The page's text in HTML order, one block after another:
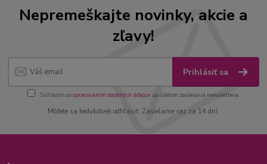
Nepremeškajte novinky, akcie a
zľavy!
Prihlásiť sa
Súhlasím sospracovaním osobných údajov za účelom zasielania newslettera.
Môžete sa kedykoľvek odhlásiť. Zasielame raz za 14 dní.